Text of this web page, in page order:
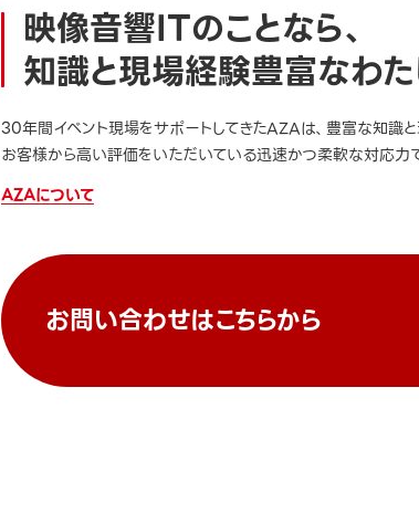
映像音響ITのことなら、
知識と現場経験豊富なわ
30年間イベント現場をサポートしてきたAZAは、豊富な知識と
お客様から高い評価をいただいている迅速かつ柔軟な対応力
AZAについて
お問い合わせはこちらから